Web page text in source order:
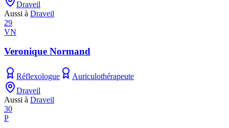
Draveil
Aussi à Draveil
29
VN
Veronique Normand
Réflexologue
Auriculothérapeute
Draveil
Aussi à Draveil
30
P